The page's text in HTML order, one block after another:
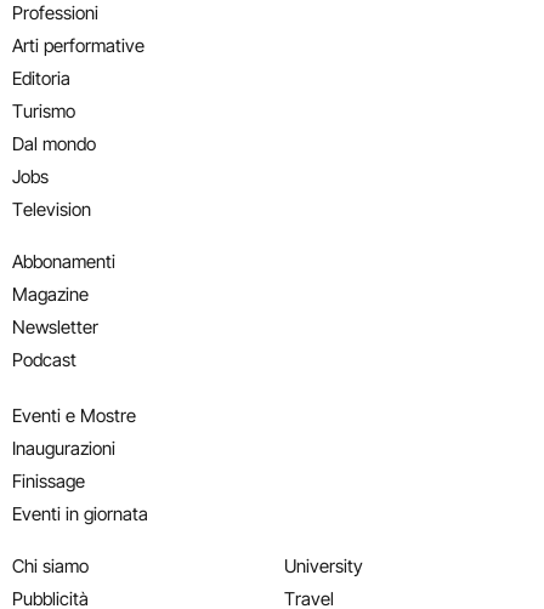
Professioni
Arti performative
Editoria
Turismo
Dal mondo
Jobs
Television
Abbonamenti
Magazine
Newsletter
Podcast
Eventi e Mostre
Inaugurazioni
Finissage
Eventi in giornata
Chi siamo
Pubblicità
University
Travel